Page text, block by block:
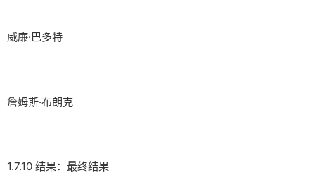
威廉·巴多特
詹姆斯·布朗克
1.7.10 结果：最终结果